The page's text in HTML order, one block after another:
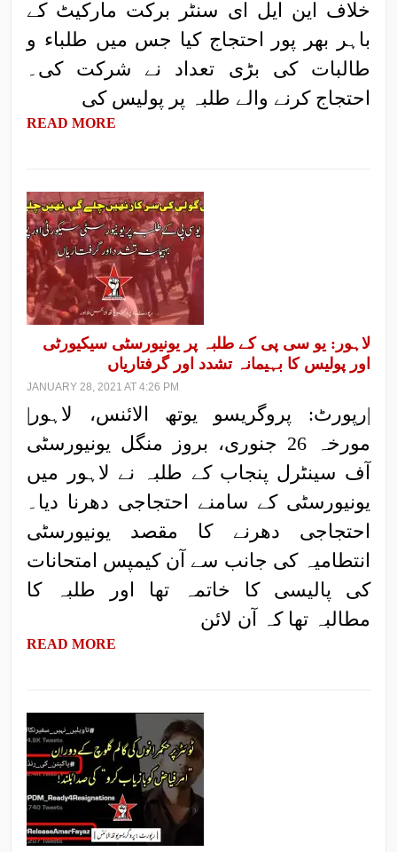
خلاف این ایل ای سنٹر برکت مارکیٹ کے
باہر بھر پور احتجاج کیا جس میں طلباء و
طالبات کی بڑی تعداد نے شرکت کی۔
احتجاج کرنے والے طلبہ پر پولیس کی
READ MORE
لاہور: یو سی پی کے طلبہ پر یونیورسٹی سیکیورٹی
اور پولیس کا بہیمانہ تشدد اور گرفتاریاں
JANUARY 28, 2021 AT 4:26 PM
|رپورٹ: پروگریسو یوتھ الائنس، لاہور|
مورخہ 26 جنوری، بروز منگل یونیورسٹی
آف سینٹرل پنجاب کے طلبہ نے لاہور میں
یونیورسٹی کے سامنے احتجاجی دھرنا دیا۔
احتجاجی دھرنے کا مقصد یونیورسٹی
انتطامیہ کی جانب سے آن کیمپس امتحانات
کی پالیسی کا خاتمہ تھا اور طلبہ کا
مطالبہ تھا کہ آن لائن
READ MORE